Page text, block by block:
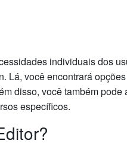
individuais dos
Lá, você encontrará
disso, você também pode
específicos.